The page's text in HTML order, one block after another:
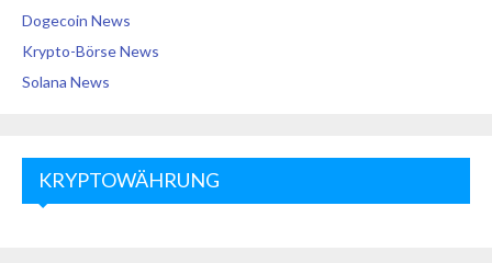
Dogecoin News
Krypto-Börse News
Solana News
KRYPTOWÄHRUNG